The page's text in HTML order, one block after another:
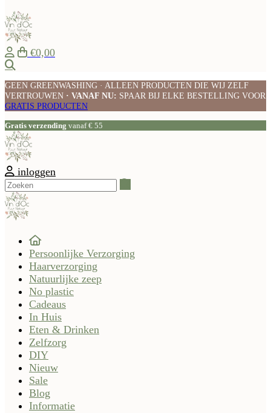
€0,00
GEEN GREENWASHING · ALLEEN PRODUCTEN DIE WIJ ZELF
VERTROUWEN · VANAF NU: SPAAR BIJ ELKE BESTELLING VOOR
GRATIS PRODUCTEN
Gratis verzending vanaf € 55
inloggen
Persoonlijke Verzorging
Haarverzorging
Natuurlijke zeep
No plastic
Cadeaus
In Huis
Eten & Drinken
Zelfzorg
DIY
Nieuw
Sale
Blog
Informatie